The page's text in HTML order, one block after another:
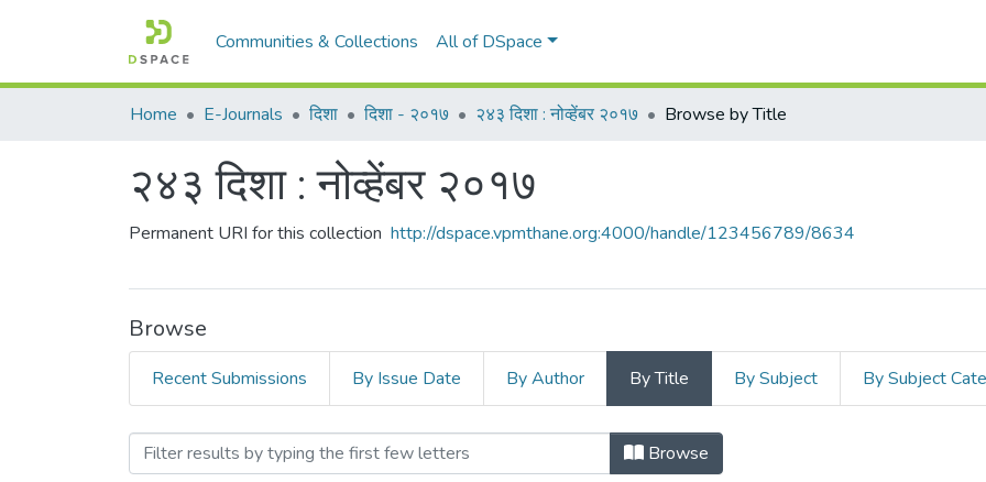
Communities & Collections All of DSpace
Home E-Journals दिशा दिशा - २०१७ २४३ दिशा : नोव्हेंबर २०१७ Browse by Title
२४३ दिशा : नोव्हेंबर २०१७
Permanent URI for this collection http://dspace.vpmthane.org:4000/handle/123456789/8634
Browse
Recent Submissions By Issue Date By Author By Title By Subject By Subject
Browsing २४३ दिशा : नोव्हेंबर २०१७ by TitleBrowse